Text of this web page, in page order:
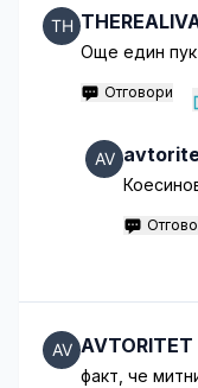
Още един пук
Отговори
AVTORITET
факт, че